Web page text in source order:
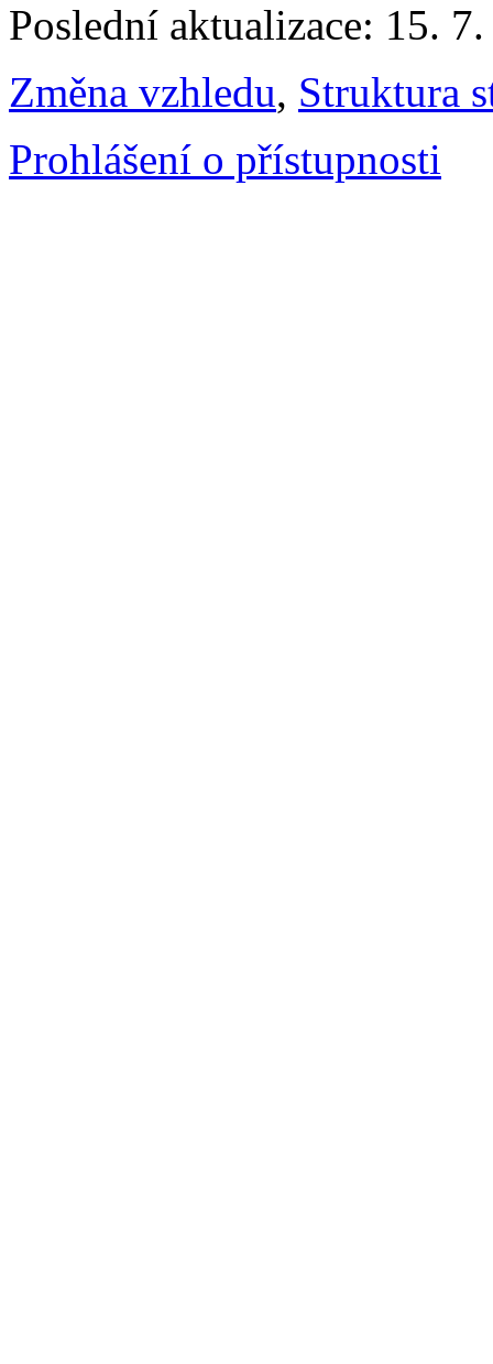
Poslední aktualizace: 15.
Změna vzhledu, Struktura
Prohlášení o přístupnosti